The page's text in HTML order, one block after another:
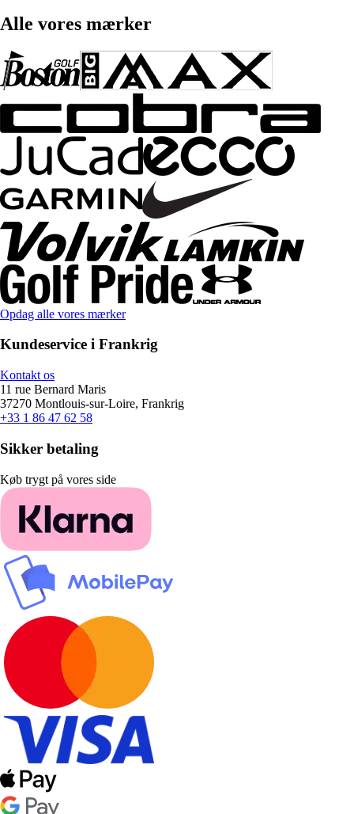
Alle vores mærker
Opdag alle vores mærker
Kundeservice i Frankrig
Kontakt os
11 rue Bernard Maris
37270 Montlouis-sur-Loire, Frankrig
+33 1 86 47 62 58
Sikker betaling
Køb trygt på vores side